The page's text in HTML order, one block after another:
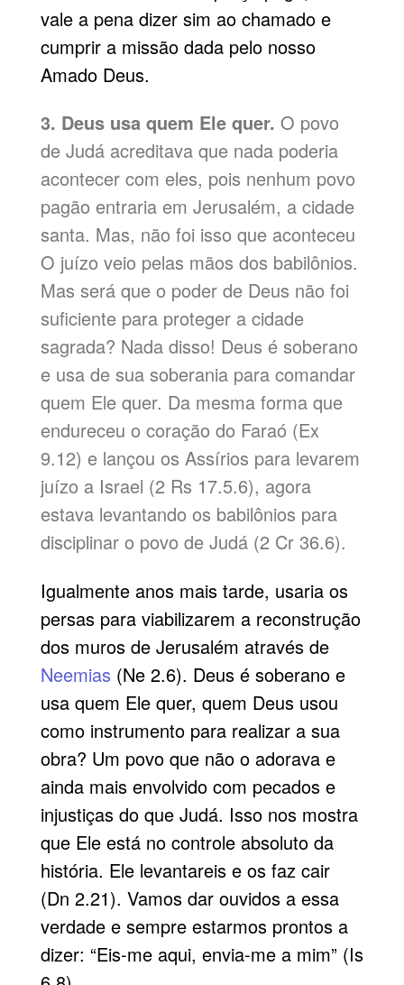
vale a pena dizer sim ao chamado e
cumprir a missão dada pelo nosso
Amado Deus.
3. Deus usa quem Ele quer. O povo
de Judá acreditava que nada poderia
acontecer com eles, pois nenhum povo
pagão entraria em Jerusalém, a cidade
santa. Mas, não foi isso que aconteceu
O juízo veio pelas mãos dos babilônios.
Mas será que o poder de Deus não foi
suficiente para proteger a cidade
sagrada? Nada disso! Deus é soberano
e usa de sua soberania para comandar
quem Ele quer. Da mesma forma que
endureceu o coração do Faraó (Ex
9.12) e lançou os Assírios para levarem
juízo a Israel (2 Rs 17.5.6), agora
estava levantando os babilônios para
disciplinar o povo de Judá (2 Cr 36.6).
Igualmente anos mais tarde, usaria os
persas para viabilizarem a reconstrução
dos muros de Jerusalém através de
Neemias (Ne 2.6). Deus é soberano e
usa quem Ele quer, quem Deus usou
como instrumento para realizar a sua
obra? Um povo que não o adorava e
ainda mais envolvido com pecados e
injustiças do que Judá. Isso nos mostra
que Ele está no controle absoluto da
história. Ele levantareis e os faz cair
(Dn 2.21). Vamos dar ouvidos a essa
verdade e sempre estarmos prontos a
dizer: “Eis-me aqui, envia-me a mim” (Is